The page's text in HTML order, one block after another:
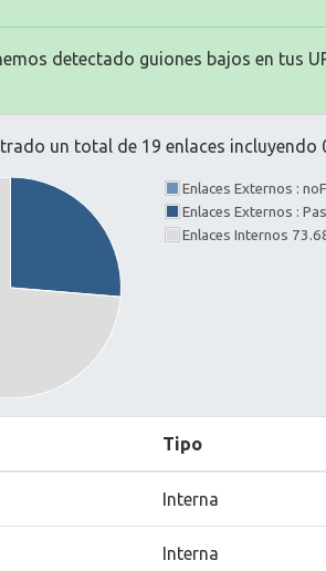
detectado guiones bajos en tus
un total de 19 enlaces incluyendo
Enlaces Externos :
Enlaces Externos :
Enlaces Internos
Tipo
Interna
Interna